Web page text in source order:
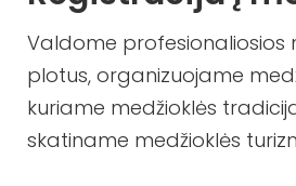
Valdome profesionaliosios
plotus, organizuojame
kuriame medžioklės
skatiname medžioklės